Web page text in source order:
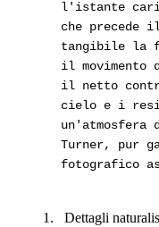
l'istante
che precede
tangibile la
il
il netto
cielo e i
un'atmosfera
Turner, pur
fotografico
Dettagli